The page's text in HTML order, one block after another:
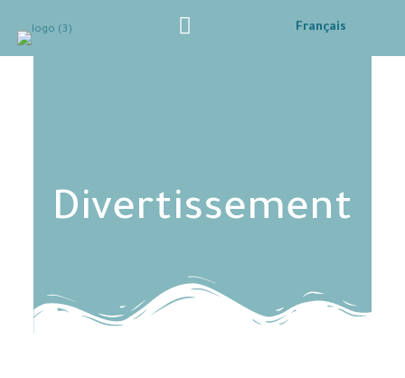
Français
Divertissement